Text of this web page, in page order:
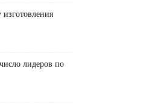
лидеров по